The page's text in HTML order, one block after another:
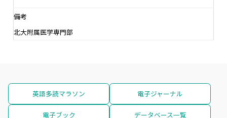
備考
北大附属医学専門部
英語多読マラソン 電子ジャーナル
電子ブック データベース一覧